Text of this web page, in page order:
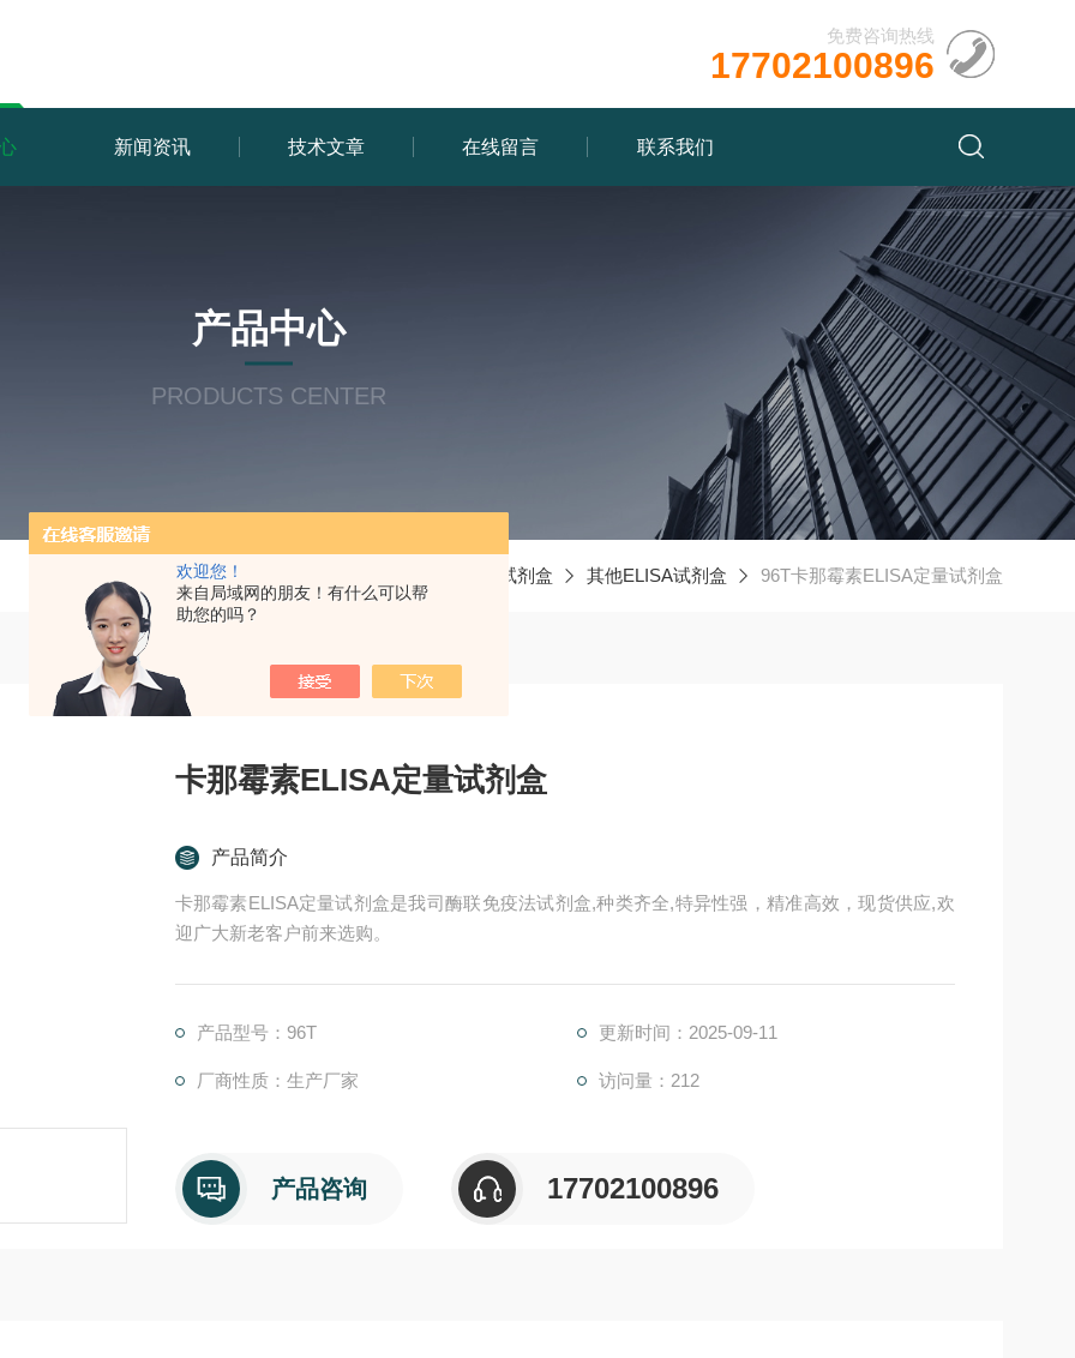
欢迎您！
来自局域网的朋友！有什么可以帮
助您的吗？
免费咨询热线
17702100896
新闻资讯 技术文章 在线留言 联系我们
产品中心
PRODUCTS CENTER
当前位置： ELISA试剂盒 其他ELISA试剂盒 96T卡那霉素ELISA定量试剂盒
卡那霉素ELISA定量试剂盒
产品简介
卡那霉素ELISA定量试剂盒是我司酶联免疫法试剂盒,种类齐全,特异性强，精准高效，现货供应,欢
迎广大新老客户前来选购。
产品型号：96T 更新时间：2025-09-11
厂商性质：生产厂家 访问量：212
产品咨询 17702100896